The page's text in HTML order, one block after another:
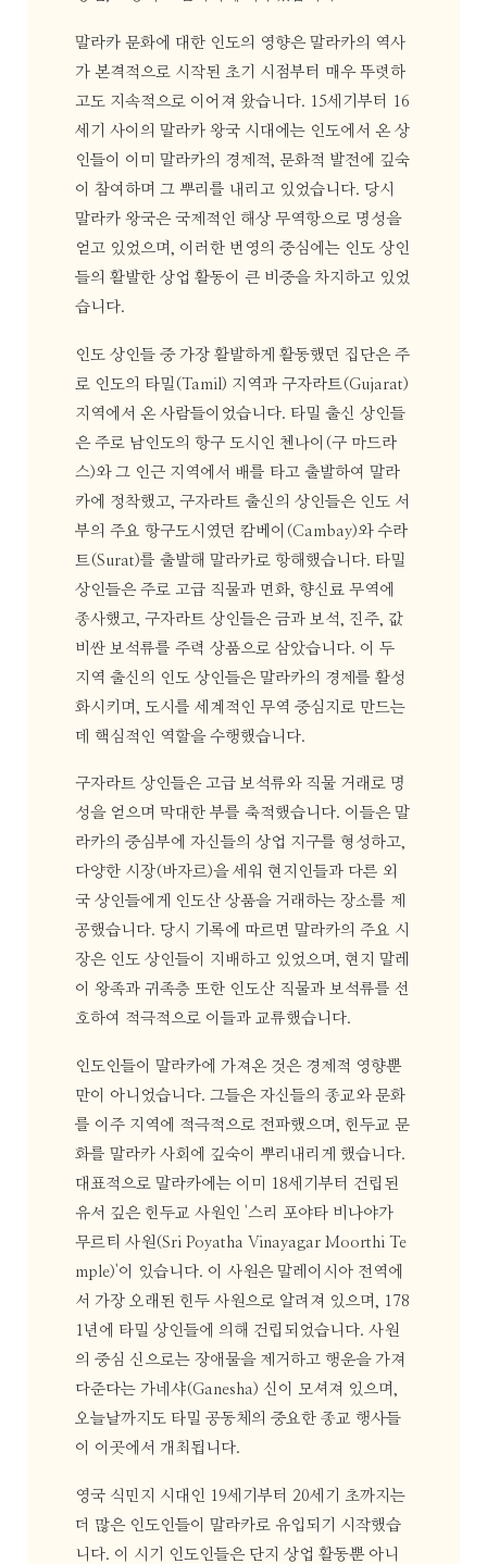
말라카 문화에 대한 인도의 영향은 말라카의 역사
가 본격적으로 시작된 초기 시점부터 매우 뚜렷하
고도 지속적으로 이어져 왔습니다. 15세기부터 16
세기 사이의 말라카 왕국 시대에는 인도에서 온 상
인들이 이미 말라카의 경제적, 문화적 발전에 깊숙
이 참여하며 그 뿌리를 내리고 있었습니다. 당시
말라카 왕국은 국제적인 해상 무역항으로 명성을
얻고 있었으며, 이러한 번영의 중심에는 인도 상인
들의 활발한 상업 활동이 큰 비중을 차지하고 있었
습니다.
인도 상인들 중 가장 활발하게 활동했던 집단은 주
로 인도의 타밀(Tamil) 지역과 구자라트(Gujarat)
지역에서 온 사람들이었습니다. 타밀 출신 상인들
은 주로 남인도의 항구 도시인 첸나이(구 마드라
스)와 그 인근 지역에서 배를 타고 출발하여 말라
카에 정착했고, 구자라트 출신의 상인들은 인도 서
부의 주요 항구도시였던 캄베이(Cambay)와 수라
트(Surat)를 출발해 말라카로 항해했습니다. 타밀
상인들은 주로 고급 직물과 면화, 향신료 무역에
종사했고, 구자라트 상인들은 금과 보석, 진주, 값
비싼 보석류를 주력 상품으로 삼았습니다. 이 두
지역 출신의 인도 상인들은 말라카의 경제를 활성
화시키며, 도시를 세계적인 무역 중심지로 만드는
데 핵심적인 역할을 수행했습니다.
구자라트 상인들은 고급 보석류와 직물 거래로 명
성을 얻으며 막대한 부를 축적했습니다. 이들은 말
라카의 중심부에 자신들의 상업 지구를 형성하고,
다양한 시장(바자르)을 세워 현지인들과 다른 외
국 상인들에게 인도산 상품을 거래하는 장소를 제
공했습니다. 당시 기록에 따르면 말라카의 주요 시
장은 인도 상인들이 지배하고 있었으며, 현지 말레
이 왕족과 귀족층 또한 인도산 직물과 보석류를 선
호하여 적극적으로 이들과 교류했습니다.
인도인들이 말라카에 가져온 것은 경제적 영향뿐
만이 아니었습니다. 그들은 자신들의 종교와 문화
를 이주 지역에 적극적으로 전파했으며, 힌두교 문
화를 말라카 사회에 깊숙이 뿌리내리게 했습니다.
대표적으로 말라카에는 이미 18세기부터 건립된
유서 깊은 힌두교 사원인 '스리 포야타 비나야가
무르티 사원(Sri Poyatha Vinayagar Moorthi Te
mple)'이 있습니다. 이 사원은 말레이시아 전역에
서 가장 오래된 힌두 사원으로 알려져 있으며, 178
1년에 타밀 상인들에 의해 건립되었습니다. 사원
의 중심 신으로는 장애물을 제거하고 행운을 가져
다준다는 가네샤(Ganesha) 신이 모셔져 있으며,
오늘날까지도 타밀 공동체의 중요한 종교 행사들
이 이곳에서 개최됩니다.
영국 식민지 시대인 19세기부터 20세기 초까지는
더 많은 인도인들이 말라카로 유입되기 시작했습
니다. 이 시기 인도인들은 단지 상업 활동뿐 아니